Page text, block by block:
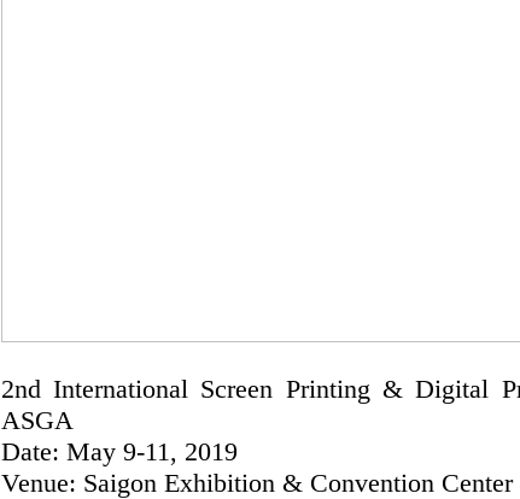
2nd International Screen Printing & Digital
ASGA
Date: May 9-11, 2019
Venue: Saigon Exhibition & Convention Center